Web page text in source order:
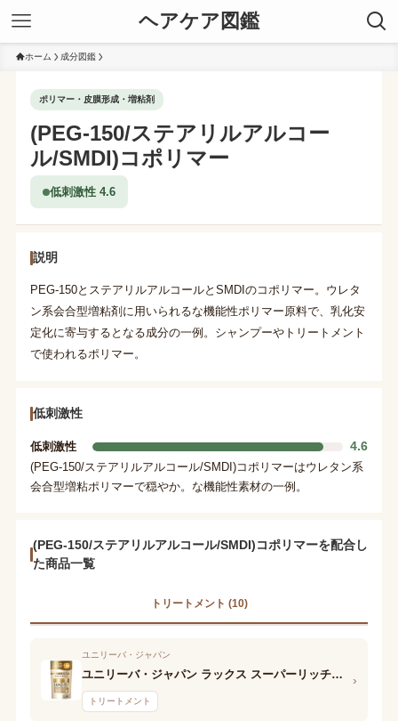
ヘアケア図鑑
ホーム 成分図鑑
ポリマー・皮膜形成・増粘剤
(PEG-150/ステアリルアルコー
ル/SMDI)コポリマー
低刺激性 4.6
説明
PEG-150とステアリルアルコールとSMDIのコポリマー。ウレタ
ン系会合型増粘剤に用いられるな機能性ポリマー原料で、乳化安
定化に寄与するとなる成分の一例。シャンプーやトリートメント
で使われるポリマー。
低刺激性
低刺激性 4.6
(PEG-150/ステアリルアルコール/SMDI)コポリマーはウレタン系
会合型増粘ポリマーで穏やか。な機能性素材の一例。
(PEG-150/ステアリルアルコール/SMDI)コポリマーを配合し
た商品一覧
トリートメント (10)
ユニリーバ・ジャパン
ユニリーバ・ジャパン ラックス スーパーリッチシャイン 美容液ヘアパック
トリートメント
›